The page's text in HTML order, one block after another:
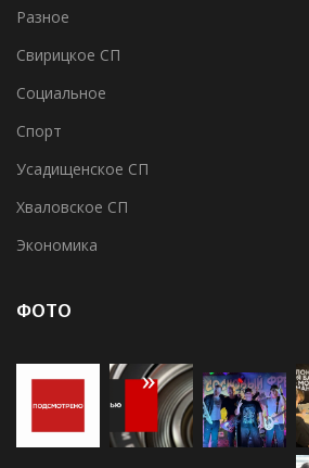
Православная Ладога
Разное
Свирицкое СП
Социальное
Спорт
Усадищенское СП
Хваловское СП